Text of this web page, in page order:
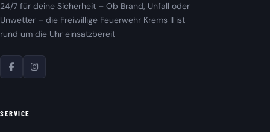
24/7 für deine Sicherheit – Ob Brand, Unfall oder
Unwetter – die Freiwillige Feuerwehr Krems II ist
rund um die Uhr einsatzbereit
SERVICE